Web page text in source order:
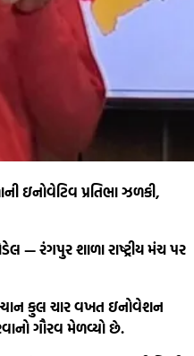
ઇનોવેટિવ પ્રતિભા ઝળકી,
— રંગપુર શાળા રાષ્ટ્રીય મંચ પર
કુલ ચાર વખત ઇનોવેશન
ગૌરવ મેળવ્યો છે.